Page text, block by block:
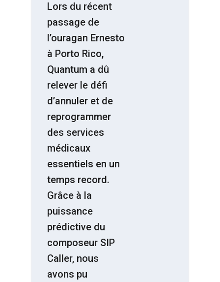
Lors du récent
passage de
l’ouragan Ernesto
à Porto Rico,
Quantum a dû
relever le défi
d’annuler et de
reprogrammer
des services
médicaux
essentiels en un
temps record.
Grâce à la
puissance
prédictive du
composeur SIP
Caller, nous
avons pu